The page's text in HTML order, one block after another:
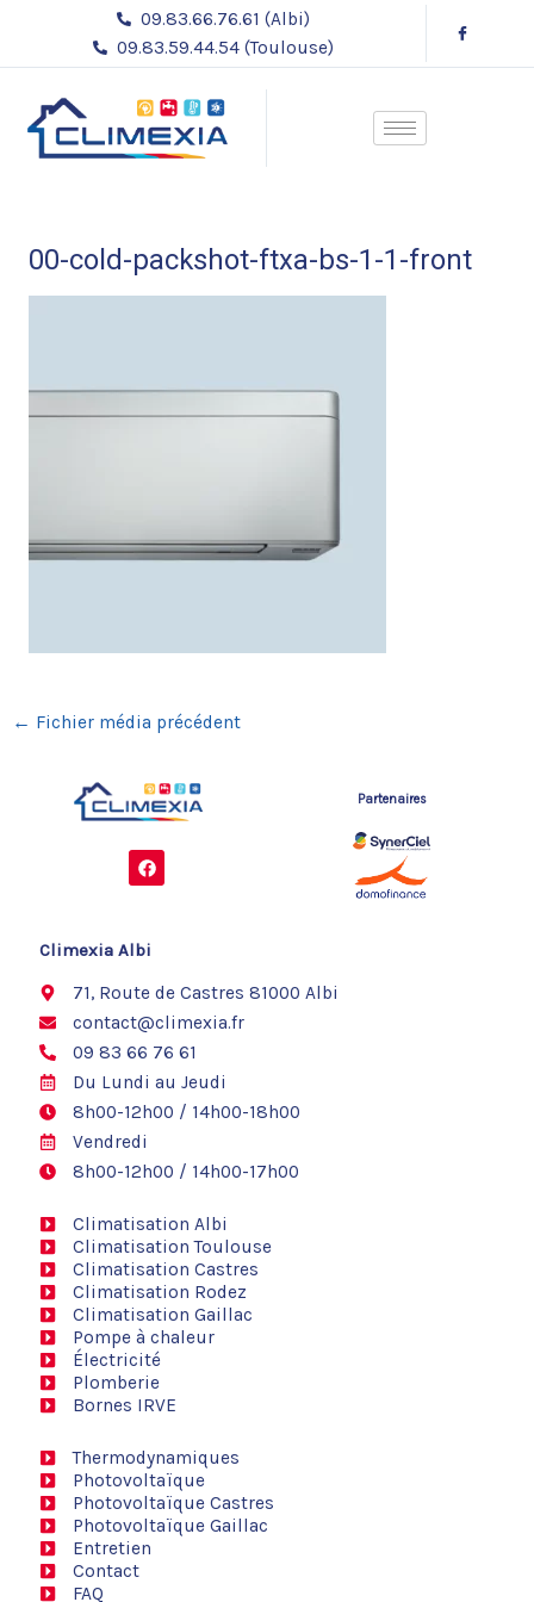
contenu
09.83.66.76.61 (Albi)
09.83.59.44.54 (Toulouse)
00-cold-packshot-ftxa-bs-1-1-front
articles
← Fichier média précédent
F
a
c
o
Partenaires
Climexia Albi
71, Route de Castres 81000 Albi
contact@climexia.fr
09 83 66 76 61
Du Lundi au Jeudi
8h00-12h00 / 14h00-18h00
Vendredi
8h00-12h00 / 14h00-17h00
Climatisation Albi
Climatisation Toulouse
Climatisation Castres
Climatisation Rodez
Climatisation Gaillac
Pompe à chaleur
Électricité
Plomberie
Bornes IRVE
Thermodynamiques
Photovoltaïque
Photovoltaïque Castres
Photovoltaïque Gaillac
Entretien
Contact
FAQ